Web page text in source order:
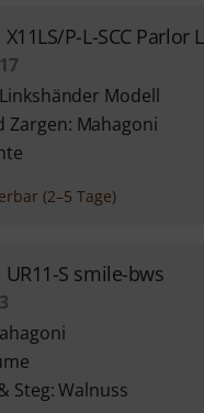
X11LS/P-L-SCC Parlor
17
Modell
Zargen: Mahagoni
(2–5 Tage)
UR11-S smile-bws
3
Steg: Walnuss